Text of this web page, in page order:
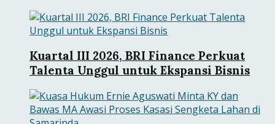
Kuartal III 2026, BRI Finance Perkuat
Talenta Unggul untuk Ekspansi Bisnis